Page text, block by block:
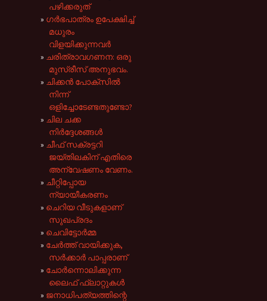
പഴിക്കരുത്
ഗർഭപാത്രം ഉപേക്ഷിച്ച്
മധുരം
വിളയിക്കുന്നവർ
ചരിത്രാവഗണന: ഒരു
മുസ്‌രീസ് അനുഭവം.
ചിക്കൻ പോക്സിൽ
നിന്ന്
ഒളിച്ചോടേണ്ടതുണ്ടോ?
ചില ചക്ക
നിർദ്ദേശങ്ങൾ
ചീഫ് സക്രട്ടറി
ജയ്തിലകിന് എതിരെ
അന്വേഷണം വേണം.
ചീറ്റിപ്പോയ
ന്യായീകരണം
ചെറിയ വീടുകളാണ്
സുഖപ്രദം
ചെവിട്ടോർമ്മ
ചേർത്ത് വായിക്കുക,
സർക്കാർ പാപ്പരാണ്
ചോർന്നൊലിക്കുന്ന
ലൈഫ് ഫ്ലാറ്റുകൾ
ജനാധിപത്യത്തിന്റെ